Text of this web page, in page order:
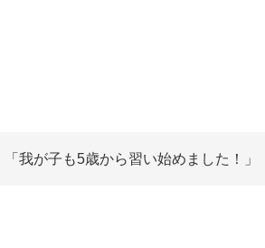
「我が子も5歳から習い始めました！」